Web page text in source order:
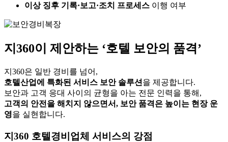
이상 징후 기록·보고·조치 프로세스 이행 여부
지360이 제안하는 ‘호텔 보안의 품격’
지360은 일반 경비를 넘어,
호텔산업에 특화된 서비스 보안 솔루션 을 제공합니다.
보안과 고객 응대 사이의 균형을 아는 전문 인력을 통해,
고객의 안전을 해치지 않으면서, 보안 품격은 높이는 현장 운
영을 실현합니다.
지360 호텔경비업체 서비스의 강점